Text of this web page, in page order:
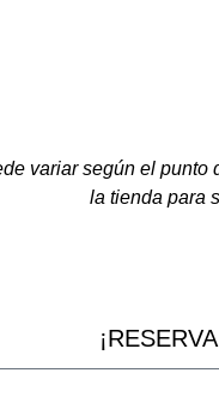
variar según el punto
la tienda para